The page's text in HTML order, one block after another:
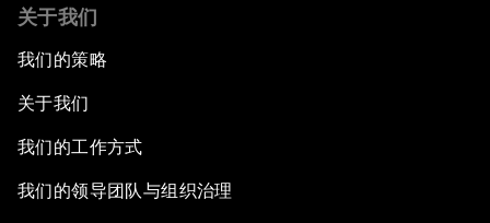
关于我们
我们的策略
关于我们
我们的工作方式
我们的领导团队与组织治理